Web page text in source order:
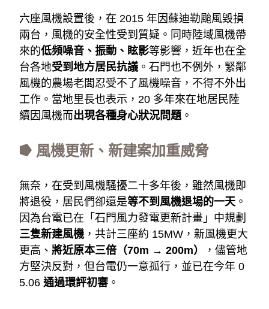
六座風機設置後，在 2015 年因蘇迪勒颱風毀損
兩台，風機的安全性受到質疑。同時陸域風機帶
來的低頻噪音、振動、眩影等影響，近年也在全
台各地受到地方居民抗議。石門也不例外，緊鄰
風機的農場老闆忍受不了風機噪音，不得不外出
工作。當地里長也表示，20 多年來在地居民陸
續因風機而出現各種身心狀況問題。
⭓ 風機更新、新建案加重威脅
無奈，在受到風機騷擾二十多年後，雖然風機即
將退役，居民們卻還是等不到風機退場的一天。
因為台電已在「石門風力發電更新計畫」中規劃
三隻新建風機 ，共計三座約 15MW，新風機更大
更高、 將近原本三倍（70m → 200m）
，儘管地
方堅決反對，但台電仍一意孤行，並已在今年 0
5.06 通過環評初審 。